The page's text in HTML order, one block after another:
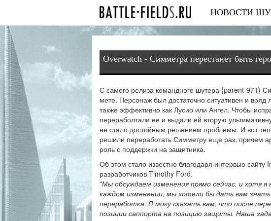
НОВОСТИ
Overwatch - Симметра перестанет быть
С самого релиза командного шутера {parent-971}
мете. Персонаж был достаточно ситуативен и вряд
также эффективно как Лусио или Ангел. Чтобы
перераболтали ее и выдали ей вторую
не стало достойным решением проблемы. И вот
решили переработать Симметру еще раз, причем
роль с поддержки на защитника.
Об этом стало известно благодаря интервью
разработчиков Timothy Ford.
"Мы обсуждаем изменения прямо сейчас, и хотя
каждом изменении, мы хотели бы дать вам
переработка. Я могу сказать вам, что после
позиции саппорта на позицию защиты. Наша